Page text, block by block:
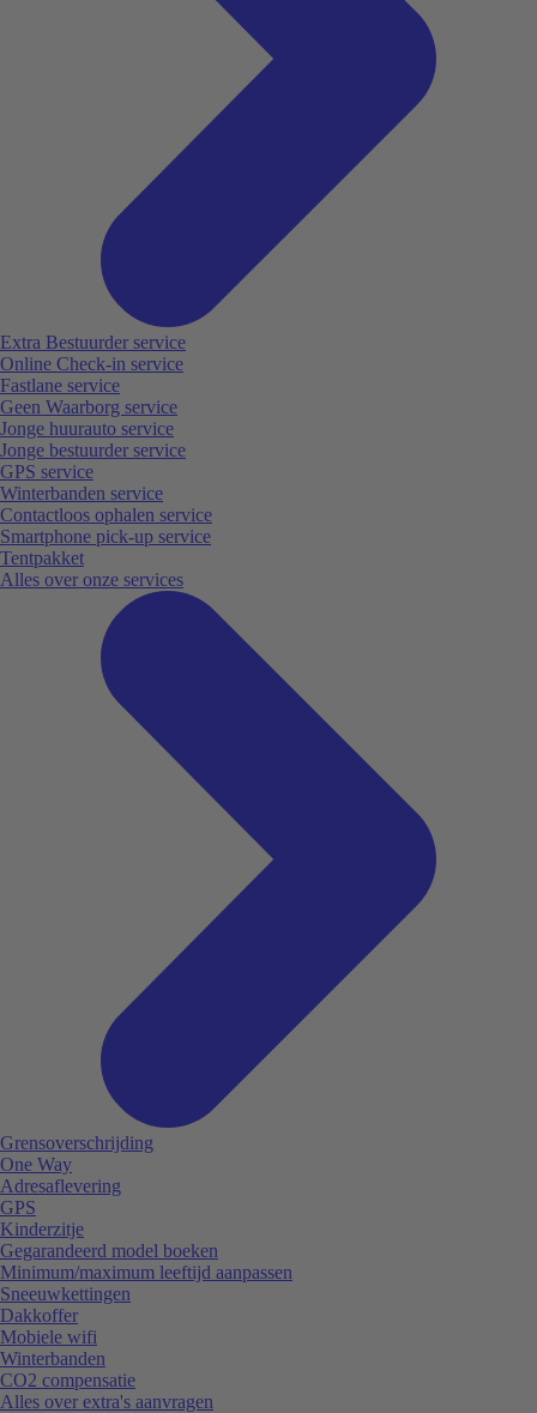
Extra Bestuurder service
Online Check-in service
Fastlane service
Geen Waarborg service
Jonge huurauto service
Jonge bestuurder service
GPS service
Winterbanden service
Contactloos ophalen service
Smartphone pick-up service
Tentpakket
Alles over onze services
Grensoverschrijding
One Way
Adresaflevering
GPS
Kinderzitje
Gegarandeerd model boeken
Minimum/maximum leeftijd aanpassen
Sneeuwkettingen
Dakkoffer
Mobiele wifi
Winterbanden
CO2 compensatie
Alles over extra's aanvragen